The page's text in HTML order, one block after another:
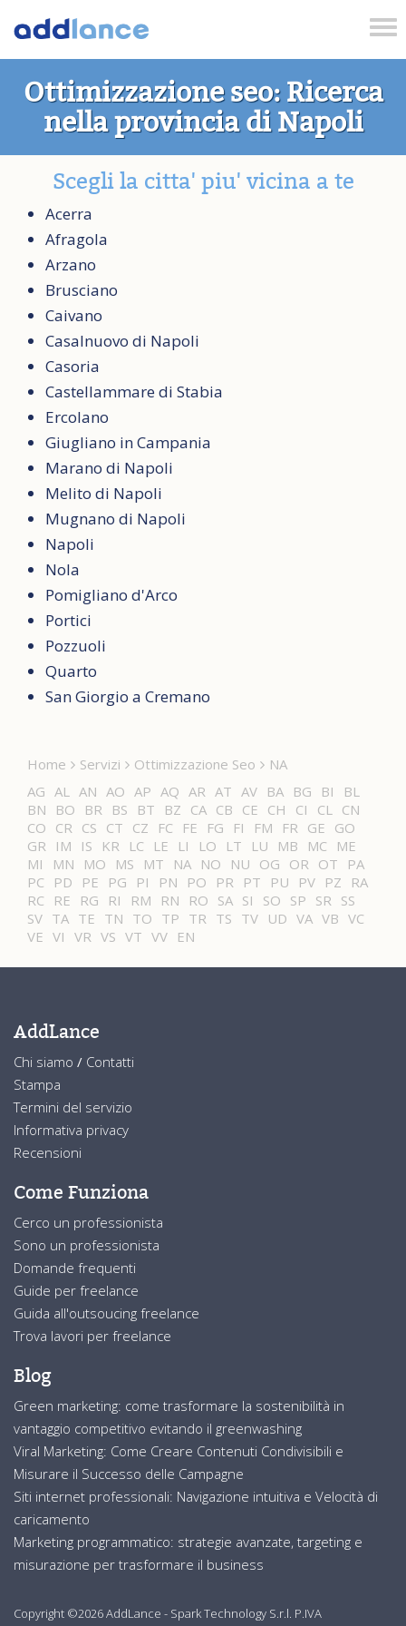
Ottimizzazione seo: Ricerca
nella provincia di Napoli
Scegli la citta' piu' vicina a te
Acerra
Afragola
Arzano
Brusciano
Caivano
Casalnuovo di Napoli
Casoria
Castellammare di Stabia
Ercolano
Giugliano in Campania
Marano di Napoli
Melito di Napoli
Mugnano di Napoli
Napoli
Nola
Pomigliano d'Arco
Portici
Pozzuoli
Quarto
San Giorgio a Cremano
Home Servizi Ottimizzazione Seo
NA
AG AL AN AO AP AQ AR AT AV BA BG BI
BL
BN
BO BR BS BT BZ CA CB CE CH CI CL CN
CO CR CS CT CZ FC FE FG FI FM FR GE GO
GR IM IS KR LC LE LI LO LT LU MB MC
ME
MI
MN MO MS MT NA NO NU OG OR OT
PA
PC
PD PE PG PI PN PO PR PT PU PV PZ
RA
RC
RE RG RI RM RN RO SA SI SO SP SR SS
SV TA TE TN TO TP TR TS TV UD VA VB VC
VE VI VR VS VT VV EN
AddLance
Chi siamo / Contatti
Stampa
Termini del servizio
Informativa privacy
Recensioni
Come Funziona
Cerco un professionista
Sono un professionista
Domande frequenti
Guide per freelance
Guida all'outsoucing freelance
Trova lavori per freelance
Blog
Green marketing: come trasformare la sostenibilità in
vantaggio competitivo evitando il greenwashing
Viral Marketing: Come Creare Contenuti Condivisibili e
Misurare il Successo delle Campagne
Siti internet professionali: Navigazione intuitiva e Velocità di
caricamento
Marketing programmatico: strategie avanzate, targeting e
misurazione per trasformare il business
Copyright ©2026 AddLance - Spark Technology S.r.l. P.IVA